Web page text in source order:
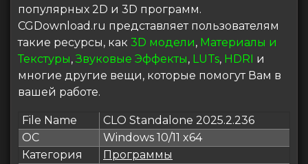
популярных 2D и 3D программ.
CGDownload.ru представляет пользователям
такие ресурсы, как 3D модели, Материалы и
Текстуры,Звуковые Эффекты, LUTs, HDRI и
многие другие вещи, которые помогут Вам в
вашей работе.
File Name
CLO Standalone 2025.2.236
ОС
Windows 10/11 x64
Категория
Программы